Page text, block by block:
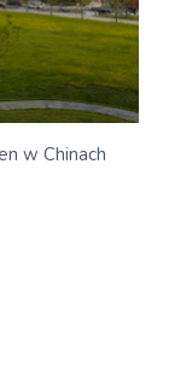
w Chinach